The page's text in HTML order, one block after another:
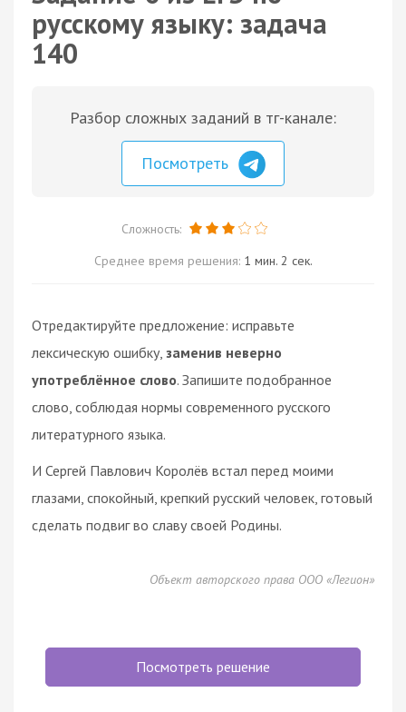
русскому языку: задача
140
Разбор сложных заданий в тг-канале:
Посмотреть
Сложность:
Среднее время решения: 1 мин. 2 сек.
Отредактируйте предложение: исправьте
лексическую ошибку, заменив неверно
употреблённое слово. Запишите подобранное
слово, соблюдая нормы современного русского
литературного языка.
И Сергей Павлович Королёв встал перед моими
глазами, спокойный, крепкий русский человек, готовый
сделать подвиг во славу своей Родины.
Объект авторского права ООО «Легион»
Посмотреть решение